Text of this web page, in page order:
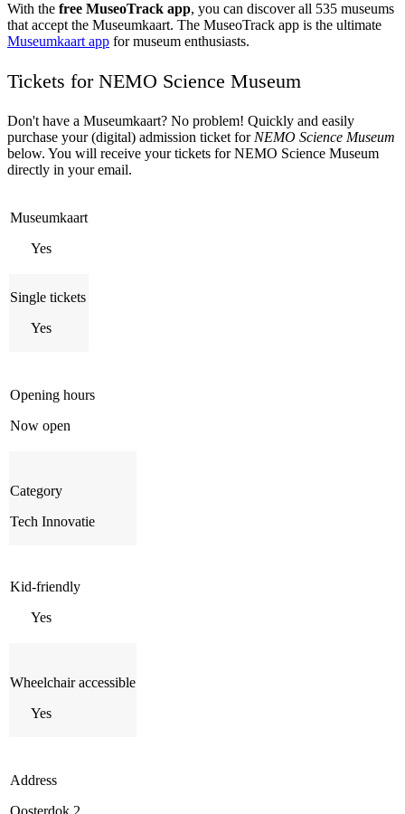
With the free MuseoTrack app, you can discover all 535 museums
that accept the Museumkaart. The MuseoTrack app is the ultimate
Museumkaart app for museum enthusiasts.
Tickets for NEMO Science Museum
Don't have a Museumkaart? No problem! Quickly and easily
purchase your (digital) admission ticket for NEMO Science Museum
below. You will receive your tickets for NEMO Science Museum
directly in your email.
Museumkaart
Yes
Single tickets
Yes
Opening hours
Now open
Category
Tech Innovatie
Kid-friendly
Yes
Wheelchair accessible
Yes
Address